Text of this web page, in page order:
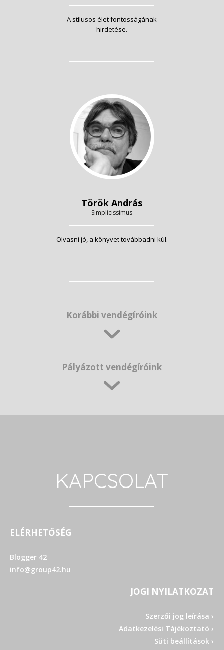
A stílusos élet fontosságának
hirdetése.
Török András
Simplicissimus
Olvasni jó, a könyvet továbbadni kúl.
Korábbi vendégíróink
Pályázott vendégíróink
KAPCSOLAT
ELÉRHETŐSÉG
Blogger 42
info@group42.hu
JOGI NYILATKOZAT
Szerzői jog leírása ›
Adatkezelési Tájékoztató ›
Süti beállítások ›